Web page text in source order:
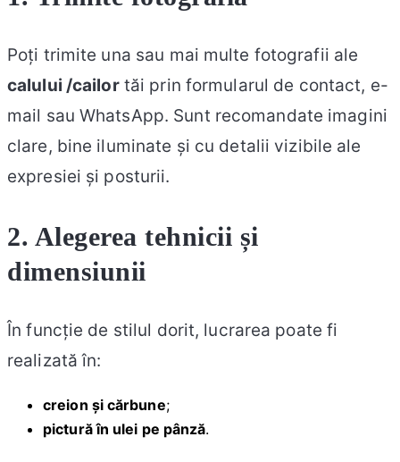
Poți trimite una sau mai multe fotografii ale
calului /cailortăi prin formularul de contact, e-
mail sau WhatsApp. Sunt recomandate imagini
clare, bine iluminate și cu detalii vizibile ale
expresiei și posturii.
2. Alegerea tehnicii și
dimensiunii
În funcție de stilul dorit, lucrarea poate fi
realizată în:
creion și cărbune;
pictură în ulei pe pânză.